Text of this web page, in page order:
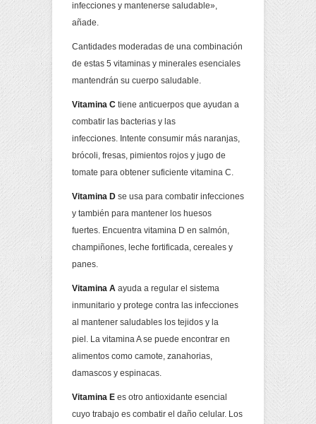
infecciones y mantenerse saludable»,
añade.
Cantidades moderadas de una combinación
de estas 5 vitaminas y minerales esenciales
mantendrán su cuerpo saludable.
Vitamina C tiene anticuerpos que ayudan a
combatir las bacterias y las
infecciones. Intente consumir más naranjas,
brócoli, fresas, pimientos rojos y jugo de
tomate para obtener suficiente vitamina C.
Vitamina D se usa para combatir infecciones
y también para mantener los huesos
fuertes. Encuentra vitamina D en salmón,
champiñones, leche fortificada, cereales y
panes.
Vitamina A ayuda a regular el sistema
inmunitario y protege contra las infecciones
al mantener saludables los tejidos y la
piel. La vitamina A se puede encontrar en
alimentos como camote, zanahorias,
damascos y espinacas.
Vitamina E es otro antioxidante esencial
cuyo trabajo es combatir el daño celular. Los